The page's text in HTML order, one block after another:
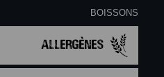
BOISSONS
Allergènes